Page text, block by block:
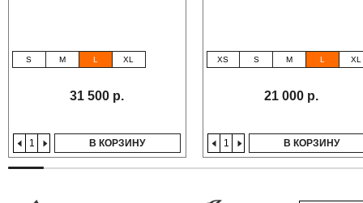
S M L XL
31 500 р.
В КОРЗИНУ
XS S M L XL
21 000 р.
В КОРЗИНУ